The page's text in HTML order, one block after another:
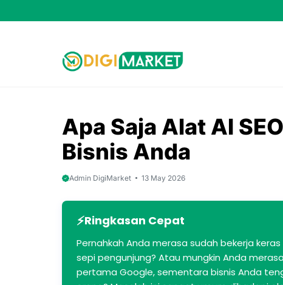
to
Apa Saja Alat AI
Bisnis Anda
Admin DigiMarket 13 May 2026
Ringkasan Cepat
Pernahkah Anda merasa sudah bekerja
sepi pengunjung? Atau mungkin Anda
pertama Google, sementara bisnis Anda